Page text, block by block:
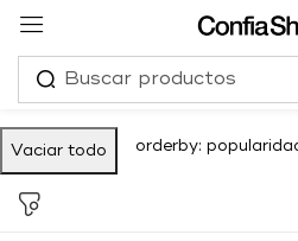
Vaciar todo orderby:
Sign